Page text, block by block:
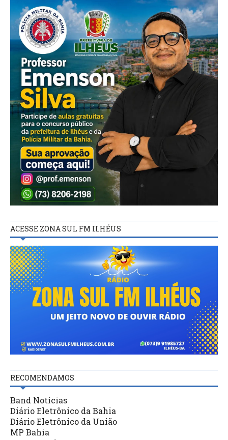
ACESSE ZONA SUL FM ILHÉUS
RECOMENDAMOS
Band Notícias
Diário Eletrônico da Bahia
Diário Eletrônico da União
MP Bahia